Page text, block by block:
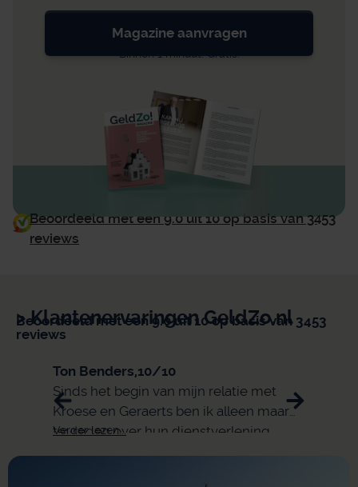
Magazine aanvragen
Binnen 1 minuut. Gratis.
Beoordeeld met een 9.0 uit 10 op basis van 3453
reviews
> Klantenervaringen GeldZo.nl
Beoordeeld met een 9.0 uit 10 op basis van 3453
reviews
Ton Benders,10/10
Sinds het begin van mijn relatie met
Kroese en Geraerts ben ik alleen maar
tevreden over hun dienstverlening.
Verder lezen...